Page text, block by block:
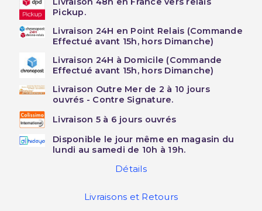
Pickup.
Livraison 24H en Point Relais (Commande
Effectué avant 15h, hors Dimanche)
Livraison 24H à Domicile (Commande
Effectué avant 15h, hors Dimanche)
Livraison Outre Mer de 2 à 10 jours
ouvrés - Contre Signature.
Livraison 5 à 6 jours ouvrés
Disponible le jour même en magasin du
lundi au samedi de 10h à 19h.
Détails
Livraisons et Retours